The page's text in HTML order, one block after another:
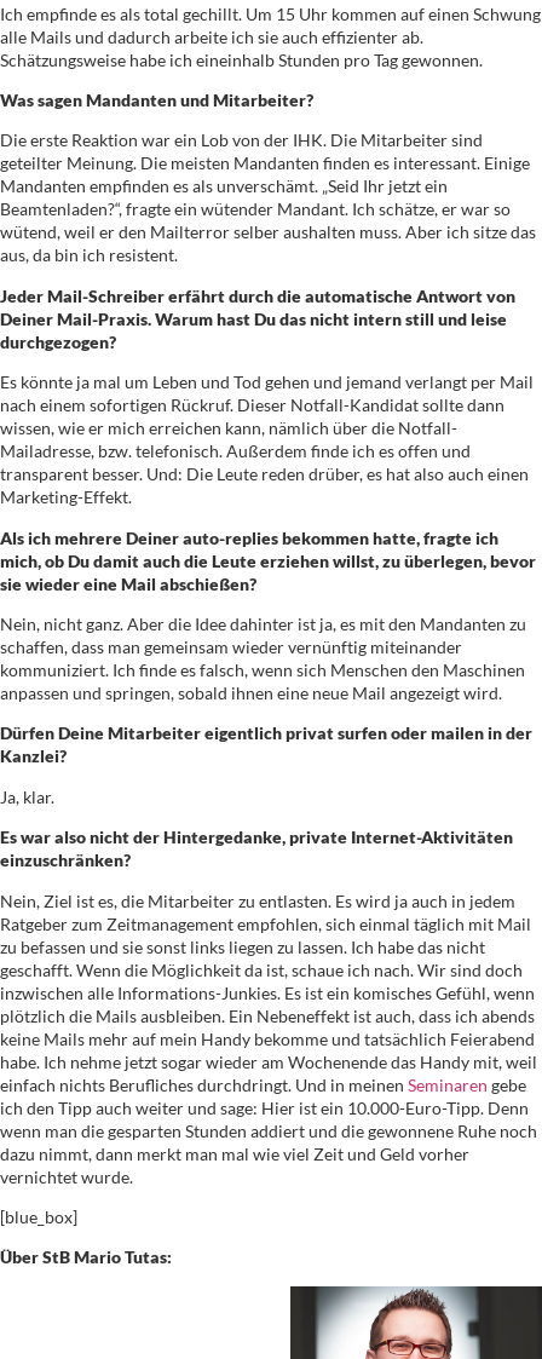
Ich empfinde es als total gechillt. Um 15 Uhr kommen auf einen Schwung
alle Mails und dadurch arbeite ich sie auch effizienter ab.
Schätzungsweise habe ich eineinhalb Stunden pro Tag gewonnen.
Was sagen Mandanten und Mitarbeiter?
Die erste Reaktion war ein Lob von der IHK. Die Mitarbeiter sind
geteilter Meinung. Die meisten Mandanten finden es interessant. Einige
Mandanten empfinden es als unverschämt. „Seid Ihr jetzt ein
Beamtenladen?“, fragte ein wütender Mandant. Ich schätze, er war so
wütend, weil er den Mailterror selber aushalten muss. Aber ich sitze das
aus, da bin ich resistent.
Jeder Mail-Schreiber erfährt durch die automatische Antwort von
Deiner Mail-Praxis. Warum hast Du das nicht intern still und leise
durchgezogen?
Es könnte ja mal um Leben und Tod gehen und jemand verlangt per Mail
nach einem sofortigen Rückruf. Dieser Notfall-Kandidat sollte dann
wissen, wie er mich erreichen kann, nämlich über die Notfall-
Mailadresse, bzw. telefonisch. Außerdem finde ich es offen und
transparent besser. Und: Die Leute reden drüber, es hat also auch einen
Marketing-Effekt.
Als ich mehrere Deiner auto-replies bekommen hatte, fragte ich
mich, ob Du damit auch die Leute erziehen willst, zu überlegen, bevor
sie wieder eine Mail abschießen?
Nein, nicht ganz. Aber die Idee dahinter ist ja, es mit den Mandanten zu
schaffen, dass man gemeinsam wieder vernünftig miteinander
kommuniziert. Ich finde es falsch, wenn sich Menschen den Maschinen
anpassen und springen, sobald ihnen eine neue Mail angezeigt wird.
Dürfen Deine Mitarbeiter eigentlich privat surfen oder mailen in der
Kanzlei?
Ja, klar.
Es war also nicht der Hintergedanke, private Internet-Aktivitäten
einzuschränken?
Nein, Ziel ist es, die Mitarbeiter zu entlasten. Es wird ja auch in jedem
Ratgeber zum Zeitmanagement empfohlen, sich einmal täglich mit Mail
zu befassen und sie sonst links liegen zu lassen. Ich habe das nicht
geschafft. Wenn die Möglichkeit da ist, schaue ich nach. Wir sind doch
inzwischen alle Informations-Junkies. Es ist ein komisches Gefühl, wenn
plötzlich die Mails ausbleiben. Ein Nebeneffekt ist auch, dass ich abends
keine Mails mehr auf mein Handy bekomme und tatsächlich Feierabend
habe. Ich nehme jetzt sogar wieder am Wochenende das Handy mit, weil
einfach nichts Berufliches durchdringt. Und in meinen Seminaren gebe
ich den Tipp auch weiter und sage: Hier ist ein 10.000-Euro-Tipp. Denn
wenn man die gesparten Stunden addiert und die gewonnene Ruhe noch
dazu nimmt, dann merkt man mal wie viel Zeit und Geld vorher
vernichtet wurde.
[blue_box]
Über StB Mario Tutas: